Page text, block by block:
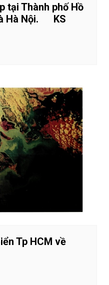
tại Thành phố Hồ
Hà Nội. KS
Tp HCM về